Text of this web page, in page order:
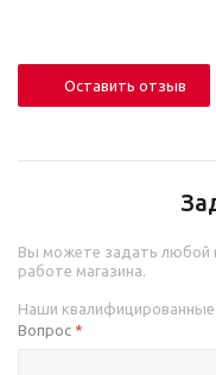
Оставить отзыв
Вы можете задать любой
работе магазина.
Наши квалифицированные
Вопрос *